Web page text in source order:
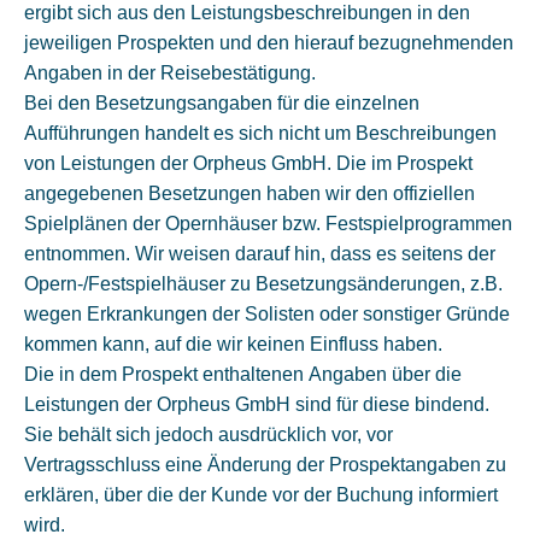
ergibt sich aus den Leistungsbeschreibungen in den
jeweiligen Prospekten und den hierauf bezugnehmenden
Angaben in der Reisebestätigung.
Bei den Besetzungsangaben für die einzelnen
Aufführungen handelt es sich nicht um Beschreibungen
von Leistungen der Orpheus GmbH. Die im Prospekt
angegebenen Besetzungen haben wir den offiziellen
Spielplänen der Opernhäuser bzw. Festspielprogrammen
entnommen. Wir weisen darauf hin, dass es seitens der
Opern-/Festspielhäuser zu Besetzungsänderungen, z.B.
wegen Erkrankungen der Solisten oder sonstiger Gründe
kommen kann, auf die wir keinen Einfluss haben.
Die in dem Prospekt enthaltenen Angaben über die
Leistungen der Orpheus GmbH sind für diese bindend.
Sie behält sich jedoch ausdrücklich vor, vor
Vertragsschluss eine Änderung der Prospektangaben zu
erklären, über die der Kunde vor der Buchung informiert
wird.